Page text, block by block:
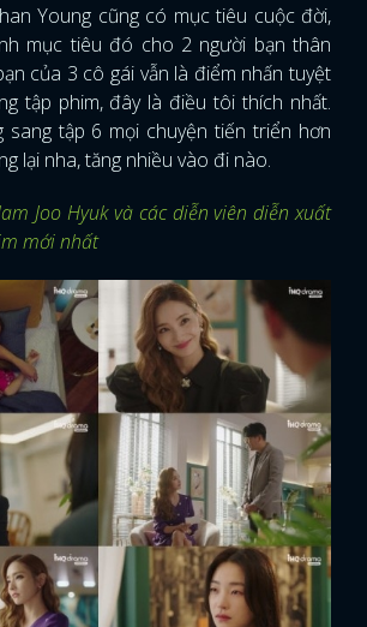
Young cũng có mục tiêu cuộc đời,
mục tiêu đó cho 2 người bạn thân
của 3 cô gái vẫn là điểm nhấn tuyệt
tập phim, đây là điều tôi thích nhất.
sang tập 6 mọi chuyện tiến triển hơn
lại nha, tăng nhiều vào đi nào.
Joo Hyuk và các diễn viên diễn xuất
mới nhất